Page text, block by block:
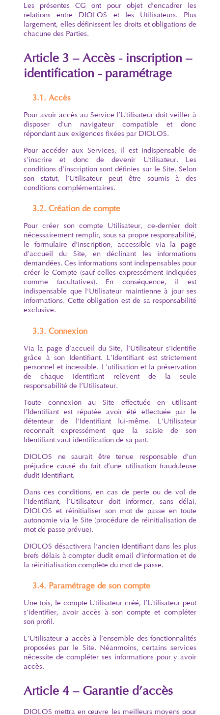
Les présentes CG ont pour objet d’encadrer les
relations entre DIOLOS et les Utilisateurs. Plus
largement, elles définissent les droits et obligations de
chacune des Parties.
Article 3 – Accès - inscription –
identification - paramétrage
3.1. Accès
Pour avoir accès au Service l’Utilisateur doit veiller à
disposer d’un navigateur compatible et donc
répondant aux exigences fixées par DIOLOS.
Pour accéder aux Services, il est indispensable de
s’inscrire et donc de devenir Utilisateur. Les
conditions d’inscription sont définies sur le Site. Selon
son statut, l’Utilisateur peut être soumis à des
conditions complémentaires.
3.2. Création de compte
Pour créer son compte Utilisateur, ce-dernier doit
nécessairement remplir, sous sa propre responsabilité,
le formulaire d’inscription, accessible via la page
d’accueil du Site, en déclinant les informations
demandées. Ces informations sont indispensables pour
créer le Compte (sauf celles expressément indiquées
comme facultatives). En conséquence, il est
indispensable que l’Utilisateur maintienne à jour ses
informations. Cette obligation est de sa responsabilité
exclusive.
3.3. Connexion
Via la page d’accueil du Site, l’Utilisateur s’identifie
grâce à son Identifiant. L’Identifiant est strictement
personnel et incessible. L’utilisation et la préservation
de chaque Identifiant relèvent de la seule
responsabilité de l’Utilisateur.
Toute connexion au Site effectuée en utilisant
l’Identifiant est réputée avoir été effectuée par le
détenteur de l’Identifiant lui-même. L’Utilisateur
reconnaît expressément que la saisie de son
Identifiant vaut identification de sa part.
DIOLOS ne saurait être tenue responsable d’un
préjudice causé du fait d’une utilisation frauduleuse
dudit Identifiant.
Dans ces conditions, en cas de perte ou de vol de
l’Identifiant, l’Utilisateur doit informer, sans délai,
DIOLOS et réinitialiser son mot de passe en toute
autonomie via le Site (procédure de réinitialisation de
mot de passe prévue).
DIOLOS désactivera l’ancien Identifiant dans les plus
brefs délais à compter dudit email d’information et de
la réinitialisation complète du mot de passe.
3.4. Paramétrage de son compte
Une fois, le compte Utilisateur créé, l’Utilisateur peut
s’identifier, avoir accès à son compte et compléter
son profil.
L’Utilisateur a accès à l’ensemble des fonctionnalités
proposées par le Site. Néanmoins, certains services
nécessite de compléter ses informations pour y avoir
accès.
Article 4 – Garantie d’accès
DIOLOS mettra en œuvre les meilleurs moyens pour